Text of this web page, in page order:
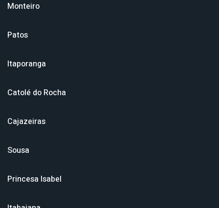
Monteiro
Patos
Itaporanga
Catolé do Rocha
Cajazeiras
Sousa
Princesa Isabel